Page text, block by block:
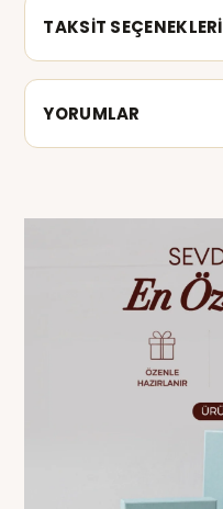
TAKSİT SEÇENEKLERİ
YORUMLAR